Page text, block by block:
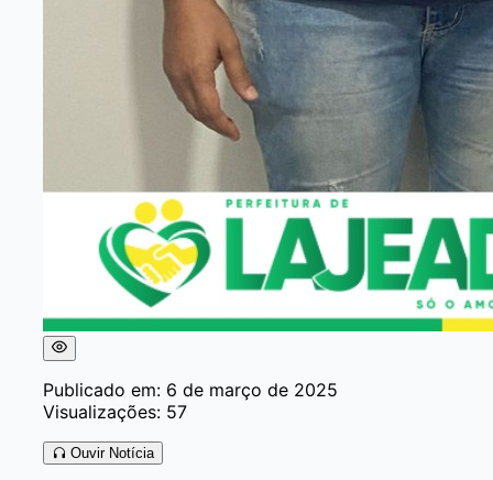
Publicado em: 6 de março de 2025
Visualizações: 57
Ouvir Notícia